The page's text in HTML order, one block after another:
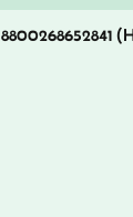
8800268652841